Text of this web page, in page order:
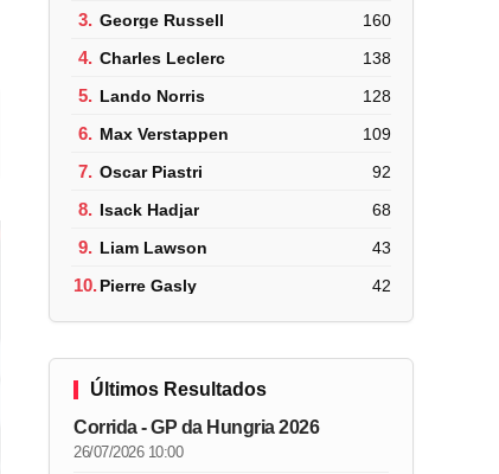
3. George Russell 160
4. Charles Leclerc 138
5. Lando Norris 128
6. Max Verstappen 109
7. Oscar Piastri 92
8. Isack Hadjar 68
9. Liam Lawson 43
10.Pierre Gasly 42
Últimos Resultados
Corrida - GP da Hungria 2026
26/07/2026 10:00